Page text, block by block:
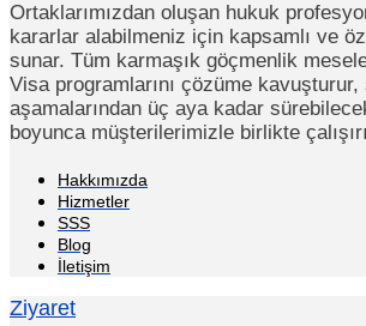
Ortaklarımızdan oluşan hukuk
kararlar alabilmeniz için kapsamlı ve
sunar. Tüm karmaşık göçmenlik
Visa programlarını çözüme
aşamalarından üç aya kadar
boyunca müşterilerimizle birlikte
Hakkımızda
Hizmetler
SSS
Blog
İletişim
Ziyaret